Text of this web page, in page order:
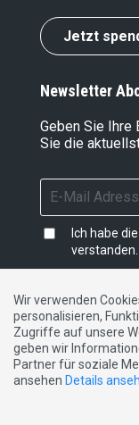
Jetzt
Newsletter
Geben Sie Ihre
Sie die
Ich habe die
verstanden.
Impressum|
DE FR IT
Wir verwenden
personalisieren,
Zugriffe auf unsere
geben wir
Partner für soziale
ansehen Details